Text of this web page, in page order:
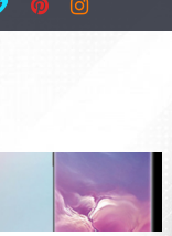
website nhanh
động hóa tác vụ
tốc độ tải website